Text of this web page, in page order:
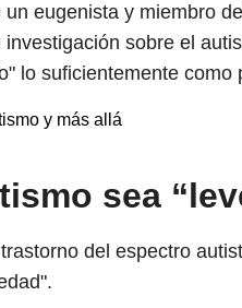
eugenista y miembro
sobre el
lo suficientemente como
y más allá
sea
del espectro